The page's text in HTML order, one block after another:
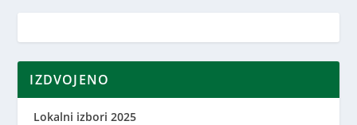
IZDVOJENO
Lokalni izbori 2025